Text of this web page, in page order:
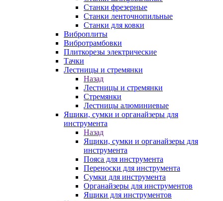
Станки фрезерные
Станки ленточнопильные
Станки для ковки
Виброплиты
Вибротрамбовки
Плиткорезы электрические
Тачки
Лестницы и стремянки
Назад
Лестницы и стремянки
Стремянки
Лестницы алюминиевые
Ящики, сумки и органайзеры для
инструмента
Назад
Ящики, сумки и органайзеры для
инструмента
Пояса для инструмента
Переноски для инструмента
Сумки для инструмента
Органайзеры для инструментов
Ящики для инструментов